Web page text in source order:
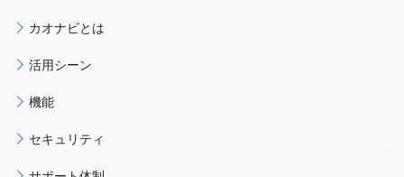
カオナビとは
活用シーン
機能
セキュリティ